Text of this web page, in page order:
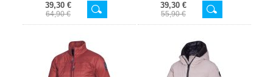
39,30 €
64,90 €
39,30 €
55,90 €